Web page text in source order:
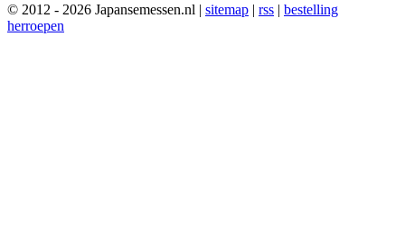
© 2012 - 2026 Japansemessen.nl | sitemap | rss | bestelling
herroepen